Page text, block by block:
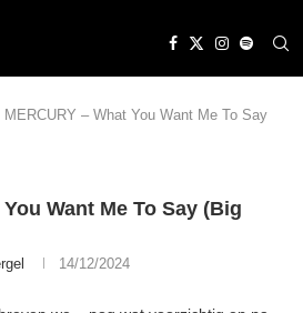
MERCURY – What You Want Me To Say
Want Me To Say (Big
14/12/2024